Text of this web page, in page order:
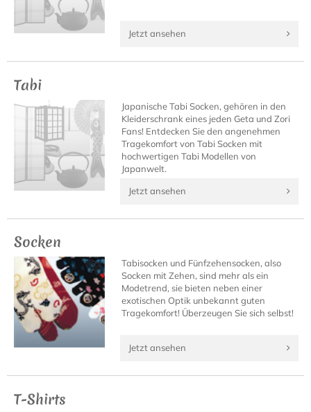
Jetzt ansehen
Tabi
Japanische Tabi Socken, gehören in den
Kleiderschrank eines jeden Geta und Zori
Fans! Entdecken Sie den angenehmen
Tragekomfort von Tabi Socken mit
hochwertigen Tabi Modellen von
Japanwelt.
Jetzt ansehen
Socken
Tabisocken und Fünfzehensocken, also
Socken mit Zehen, sind mehr als ein
Modetrend, sie bieten neben einer
exotischen Optik unbekannt guten
Tragekomfort! Überzeugen Sie sich selbst!
Jetzt ansehen
T-Shirts